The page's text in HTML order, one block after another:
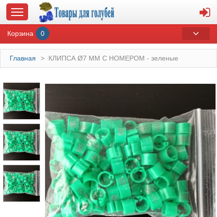
ГЛАВНАЯ
О МАГАЗИНЕ
ОПЛАТА И ДОСТАВКА
КОНТАКТЫ
КАТАЛОГ
СУВЕНИРЫ С ГОЛУБЯМИ
Корзина 0
Главная > КЛИПСА Ø7 ММ С НОМЕРОМ - зеленые